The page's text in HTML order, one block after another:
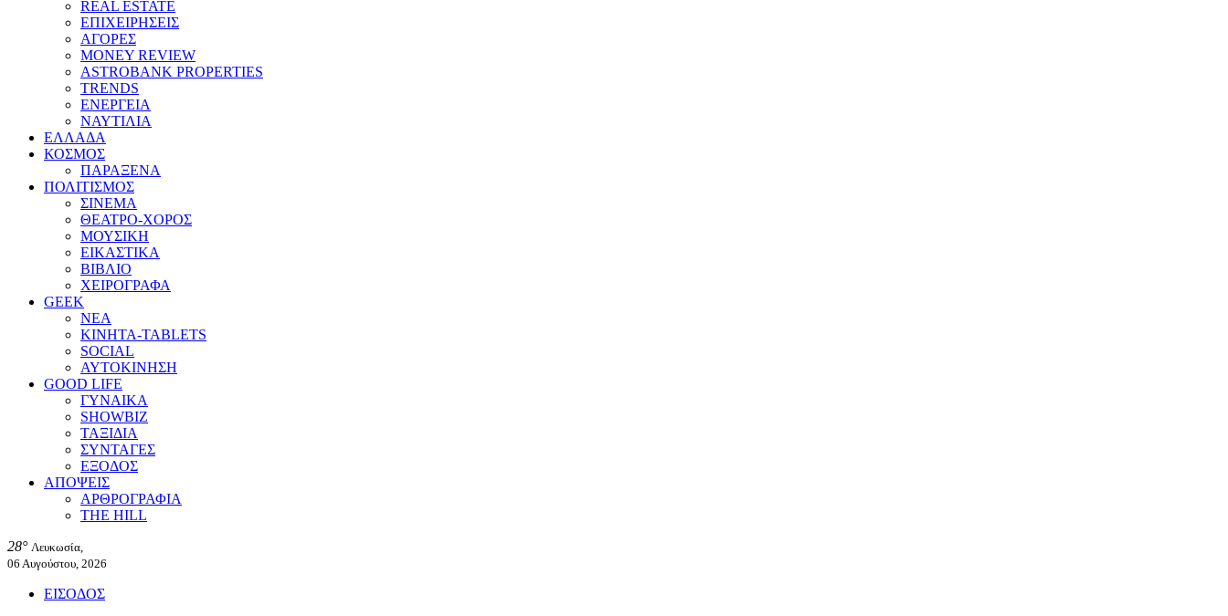
REAL ESTATE
ΕΠΙΧΕΙΡΗΣΕΙΣ
ΑΓΟΡΕΣ
MONEY REVIEW
ASTROBANK PROPERTIES
TRENDS
ΕΝΕΡΓΕΙΑ
ΝΑΥΤΙΛΙΑ
ΕΛΛΑΔΑ
ΚΟΣΜΟΣ
ΠΑΡΑΞΕΝΑ
ΠΟΛΙΤΙΣΜΟΣ
ΣΙΝΕΜΑ
ΘΕΑΤΡΟ-ΧΟΡΟΣ
ΜΟΥΣΙΚΗ
ΕΙΚΑΣΤΙΚΑ
ΒΙΒΛΙΟ
ΧΕΙΡΟΓΡΑΦΑ
GEEK
ΝΕΑ
ΚΙΝΗΤΑ-TABLETS
SOCIAL
ΑΥΤΟΚΙΝΗΣΗ
GOOD LIFE
ΓΥΝΑΙΚΑ
SHOWBIZ
ΤΑΞΙΔΙΑ
ΣΥΝΤΑΓΕΣ
ΕΞΟΔΟΣ
ΑΠΟΨΕΙΣ
ΑΡΘΡΟΓΡΑΦΙΑ
THE HILL
28° Λευκωσία,
06 Αυγούστου, 2026
ΕΙΣΟΔΟΣ